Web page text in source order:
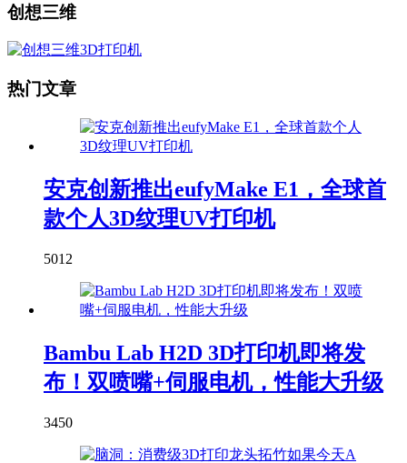
创想三维
热门文章
安克创新推出eufyMake E1，全球首
款个人3D纹理UV打印机
5012
Bambu Lab H2D 3D打印机即将发
布！双喷嘴+伺服电机，性能大升级
3450